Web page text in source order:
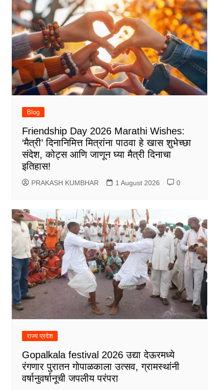
Blog
Friendship Day 2026 Marathi Wishes:
‘मैत्री’ दिनानिमित्त मित्रांना पाठवा हे खास शुभेच्छा
संदेश, कोट्स आणि जाणून घ्या मैत्री दिनाचा
इतिहास!
PRAKASH KUMBHAR 1 August 2026 0
राज्य प्रदेश
Gopalkala festival 2026 उद्या देऊरमध्ये
रंगणार पुरातन गोपाळकाला उत्सव, ग्रामस्थांनी
वर्षानुवर्षानूची जपलीय परंपरा